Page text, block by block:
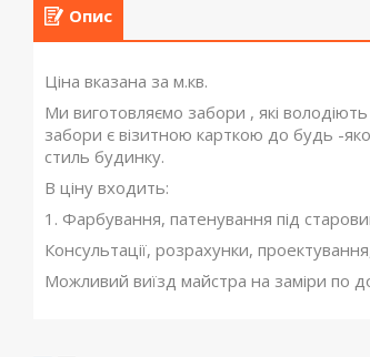
Опис
Ціна вказана за м.кв.
Ми виготовляємо забори , які володіють
забори є візитною карткою до будь -
стиль будинку.
В ціну входить:
1. Фарбування, патенування під
Консультації, розрахунки,
Можливий виїзд майстра на заміри по